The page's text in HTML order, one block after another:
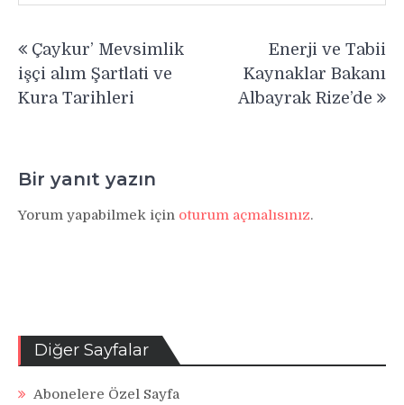
gezinmesi
Çaykur’ Mevsimlik
işçi alım Şartlati ve
Kura Tarihleri
Enerji ve Tabii
Kaynaklar Bakanı
Albayrak Rize’de
Bir yanıt yazın
Yorum yapabilmek için oturum açmalısınız.
Diğer Sayfalar
Abonelere Özel Sayfa